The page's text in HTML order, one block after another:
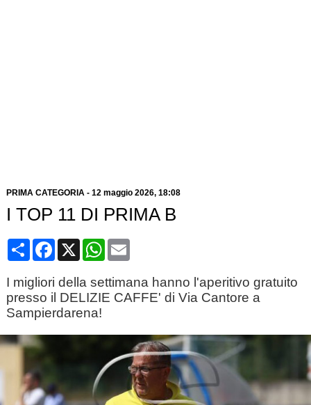
PRIMA CATEGORIA- 12 maggio 2026, 18:08
I TOP 11 DI PRIMA B
CondividiFacebook
X WhatsApp
Email
I migliori della settimana hanno l'aperitivo gratuito
presso il DELIZIE CAFFE' di Via Cantore a
Sampierdarena!